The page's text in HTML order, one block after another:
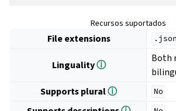
Recursos suportados
File extensions .json
Lingualityⓘ
Both
Supports pluralⓘ No